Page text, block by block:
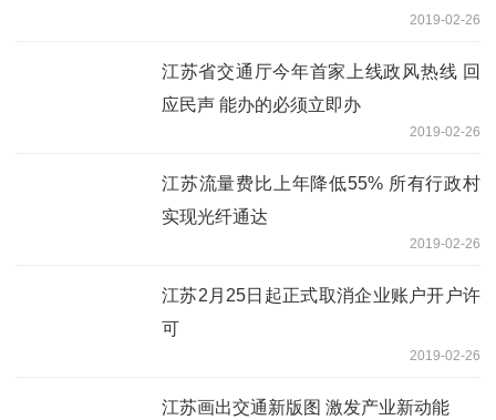
2019-02-26
江苏省交通厅今年首家上线政风热线 回
应民声 能办的必须立即办
2019-02-26
江苏流量费比上年降低55% 所有行政村
实现光纤通达
2019-02-26
江苏2月25日起正式取消企业账户开户许
可
2019-02-26
江苏画出交通新版图 激发产业新动能